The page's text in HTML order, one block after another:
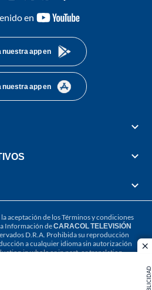
PUBLICIDAD
en
youtube-
app en
app en
aceptación de losTérminos y condiciones
Información deCARACOL TELEVISIÓN
D.R.A. Prohibida su reproducción
a cualquier idioma sin autorización
in whole or in part, or translation